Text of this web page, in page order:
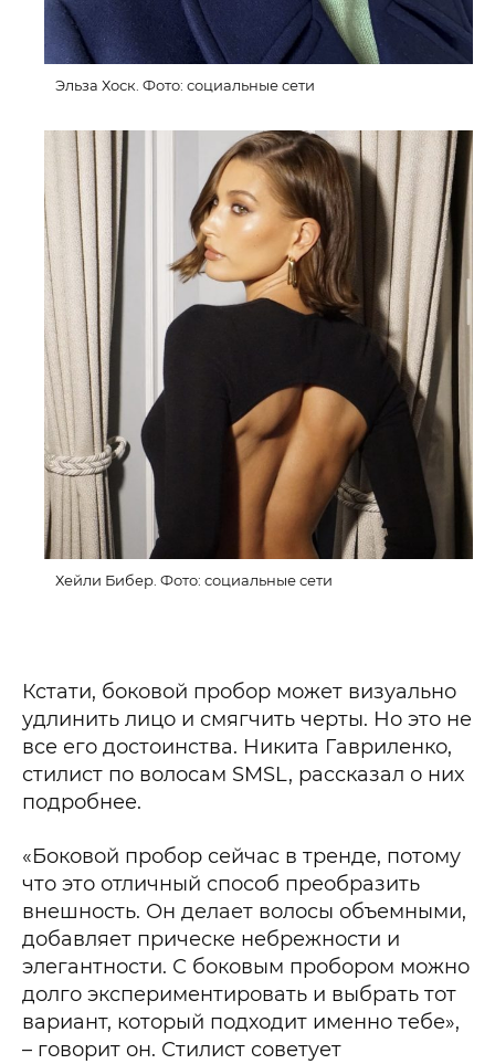
Эльза Хоск. Фото: социальные сети
Хейли Бибер. Фото: социальные сети
Кстати, боковой пробор может визуально
удлинить лицо и смягчить черты. Но это не
все его достоинства. Никита Гавриленко,
стилист по волосам SMSL, рассказал о них
подробнее.
«Боковой пробор сейчас в тренде, потому
что это отличный способ преобразить
внешность. Он делает волосы объемными,
добавляет прическе небрежности и
элегантности. С боковым пробором можно
долго экспериментировать и выбрать тот
вариант, который подходит именно тебе»,
– говорит он. Стилист советует